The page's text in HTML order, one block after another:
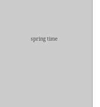
spring time